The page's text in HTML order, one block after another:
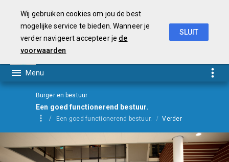
Burger en bestuur
Een goed functionerend bestuur.
Een goed functionerend bestuur. Verder
Wij gebruiken cookies om jou de best
mogelijke service te bieden. Wanneer je
verder navigeert accepteer je de
voorwaarden
SLUIT